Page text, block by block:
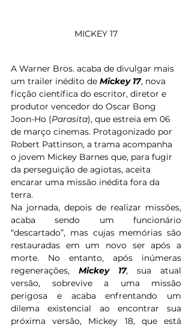
MICKEY 17
A Warner Bros. acaba de divulgar mais
um trailer inédito de Mickey 17, nova
ficção científica do escritor, diretor e
produtor vencedor do Oscar Bong
Joon-Ho (Parasita), que estreia em 06
de março cinemas. Protagonizado por
Robert Pattinson, a trama acompanha
o jovem Mickey Barnes que, para fugir
da perseguição de agiotas, aceita
encarar uma missão inédita fora da
terra.
Na jornada, depois de realizar missões,
acaba sendo um funcionário
“descartado”, mas cujas memórias são
restauradas em um novo ser após a
morte. No entanto, após inúmeras
regenerações, Mickey 17, sua atual
versão, sobrevive a uma missão
perigosa e acaba enfrentando um
dilema existencial ao encontrar sua
próxima versão, Mickey 18, que está